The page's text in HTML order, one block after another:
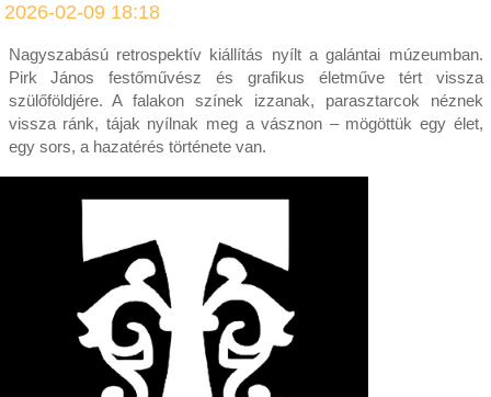
2026-02-09 18:18
Nagyszabású retrospektív kiállítás nyílt a galántai múzeumban.
Pirk János festőművész és grafikus életműve tért vissza
szülőföldjére. A falakon színek izzanak, parasztarcok néznek
vissza ránk, tájak nyílnak meg a vásznon – mögöttük egy élet,
egy sors, a hazatérés története van.